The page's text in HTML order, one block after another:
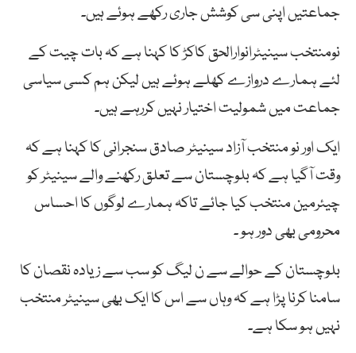
جماعتیں اپنی سی کوشش جاری رکھے ہوئے ہیں۔
نومنتخب سینیٹرانوارالحق کاکڑ کا کہنا ہے کہ بات چیت کے
لئے ہمارے دروازے کھلے ہوئے ہیں لیکن ہم کسی سیاسی
جماعت میں شمولیت اختیار نہیں کررہے ہیں۔
ایک اور نو منتخب آزاد سینیٹر صادق سنجرانی کا کہنا ہے کہ
وقت آگیا ہے کہ بلوچستان سے تعلق رکھنے والے سینیٹر کو
چیئرمین منتخب کیا جائے تاکہ ہمارے لوگوں کا احساس
محرومی بھی دور ہو ۔
بلوچستان کے حوالے سے ن لیگ کو سب سے زیادہ نقصان کا
سامنا کرنا پڑا ہے کہ وہاں سے اس کا ایک بھی سینیٹر منتخب
نہیں ہو سکا ہے۔